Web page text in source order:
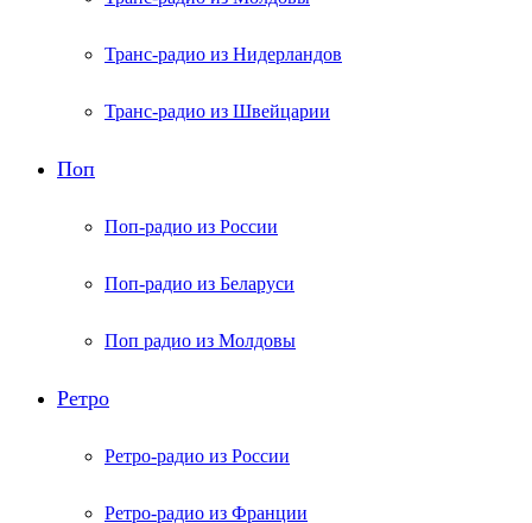
Транс-радио из Нидерландов
Транс-радио из Швейцарии
Поп
Поп-радио из России
Поп-радио из Беларуси
Поп радио из Молдовы
Ретро
Ретро-радио из России
Ретро-радио из Франции